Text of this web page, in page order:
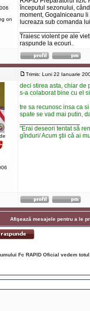
on
începutul sezonului,
moment, Gogalniceanu
lucreaza sub comanda
Traiesc violent pe ale
raspunde la ecouri.
Trimis: Luni 22 Ianuarie
deci stirea asta, chiar de
s-a colaborat bine cu el
tre sa recunosc insa ca
spate se vad mai putin,
"Erai deseori tentat să
gînduri/ Acum ştii că ai
Afişează mesajele pentru a le
Fc RAPID Oficial vedem